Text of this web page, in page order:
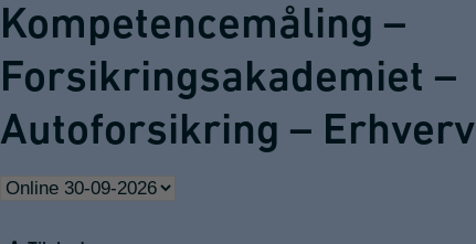
Kompetencemåling –
Forsikringsakademiet –
Autoforsikring – Erhverv